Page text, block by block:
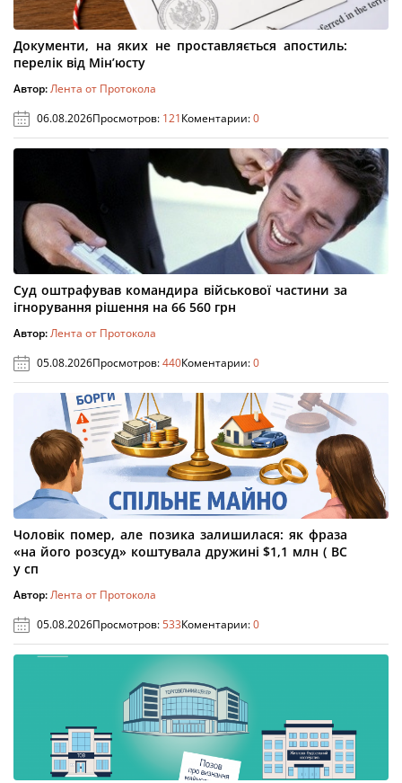
Документи, на яких не проставляється апостиль:
перелік від Мін’юсту
Автор:Лента от Протокола
06.08.2026Просмотров: 121Коментарии:0
Суд оштрафував командира військової частини за
ігнорування рішення на 66 560 грн
Автор:Лента от Протокола
05.08.2026Просмотров:440Коментарии:0
Чоловік помер, але позика залишилася: як фраза
«на його розсуд» коштувала дружині $1,1 млн ( ВС
у сп
Автор:Лента от Протокола
05.08.2026Просмотров:533Коментарии:0